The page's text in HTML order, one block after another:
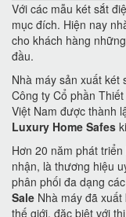
Với các mẫu két sắt
mục đích. Hiện nay
cho khách hàng
đầu.
Nhà máy sản xuất két
Công ty Cổ phần
Việt Nam được thành
Luxury Home Safes
Hơn 20 năm phát
nhận, là thương hiệu
phân phối đa dạng
Sale Nhà máy đã
thế giới, đặc biệt với